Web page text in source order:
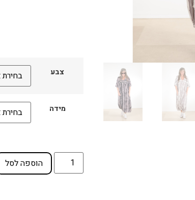
צבע
מידה
הוספה לסל